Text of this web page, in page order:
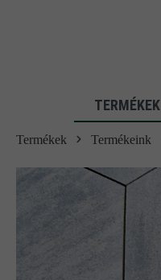
TERMÉKEK
Termékek Termékeink